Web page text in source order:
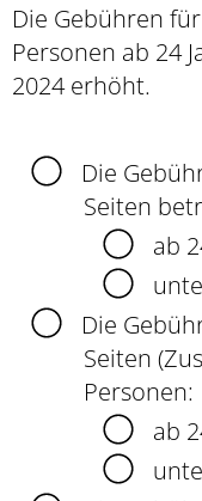
Die Gebühren
Personen ab 24
2024 erhöht.
Die
Seiten
ab
Die
Seiten
Personen:
ab